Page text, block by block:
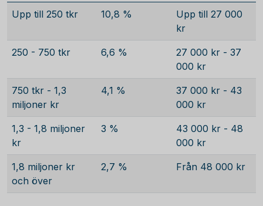
Upp till 250 tkr 10,8 %
Upp till 27 000
kr
250 - 750 tkr 6,6 %
27 000 kr - 37
000 kr
750 tkr - 1,3
miljoner kr
4,1 %
37 000 kr - 43
000 kr
1,3 - 1,8 miljoner
kr
3 %
43 000 kr - 48
000 kr
1,8 miljoner kr
och över
2,7 % Från 48 000 kr